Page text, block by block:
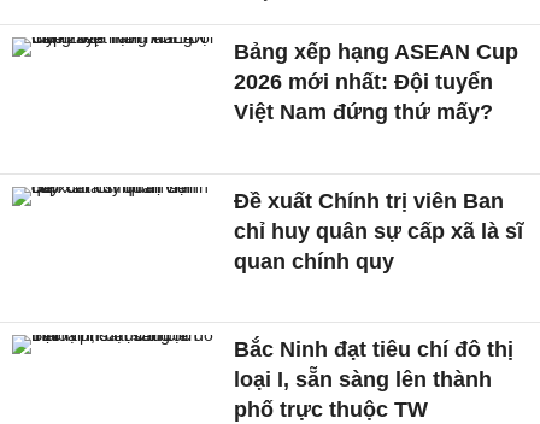
Bảng xếp hạng ASEAN Cup
2026 mới nhất: Đội tuyển
Việt Nam đứng thứ mấy?
Đề xuất Chính trị viên Ban
chỉ huy quân sự cấp xã là sĩ
quan chính quy
Bắc Ninh đạt tiêu chí đô thị
loại I, sẵn sàng lên thành
phố trực thuộc TW